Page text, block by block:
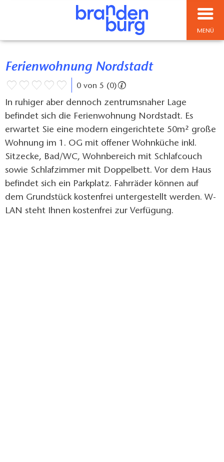
MENÜ
Ferienwohnung Nordstadt
0 von 5 (0)
In ruhiger aber dennoch zentrumsnaher Lage
befindet sich die Ferienwohnung Nordstadt. Es
erwartet Sie eine modern eingerichtete 50m² große
Wohnung im 1. OG mit offener Wohnküche inkl.
Sitzecke, Bad/WC, Wohnbereich mit Schlafcouch
sowie Schlafzimmer mit Doppelbett. Vor dem Haus
befindet sich ein Parkplatz. Fahrräder können auf
dem Grundstück kostenfrei untergestellt werden. W-
LAN steht Ihnen kostenfrei zur Verfügung.